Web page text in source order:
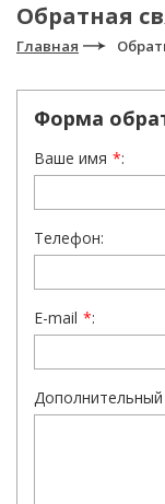
Обратная
Главная
Форма
Ваше имя *:
Телефон:
E-mail *:
Дополнительный